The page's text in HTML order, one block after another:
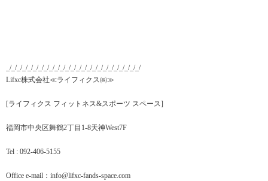
_/_/_/_/_/_/_/_/_/_/_/_/_/_/_/_/_/_/_/_/_/_/_/_/_/
Lifxc株式会社≪ライフィクス㈱≫
[ライフィクス フィットネス&スポーツ スペース]
福岡市中央区舞鶴2丁目1-8天神West7F
Tel : 092-406-5155
Office e-mail：info@lifxc-fands-space.com